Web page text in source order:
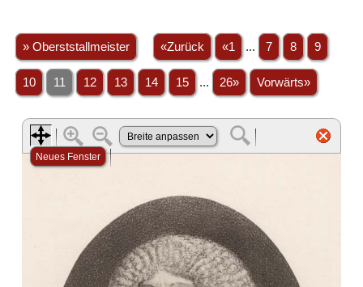
» Oberststallmeister «Zurück «1 ... 7 8 9
10 11 12 13 14 15 ... 26» Vorwärts»